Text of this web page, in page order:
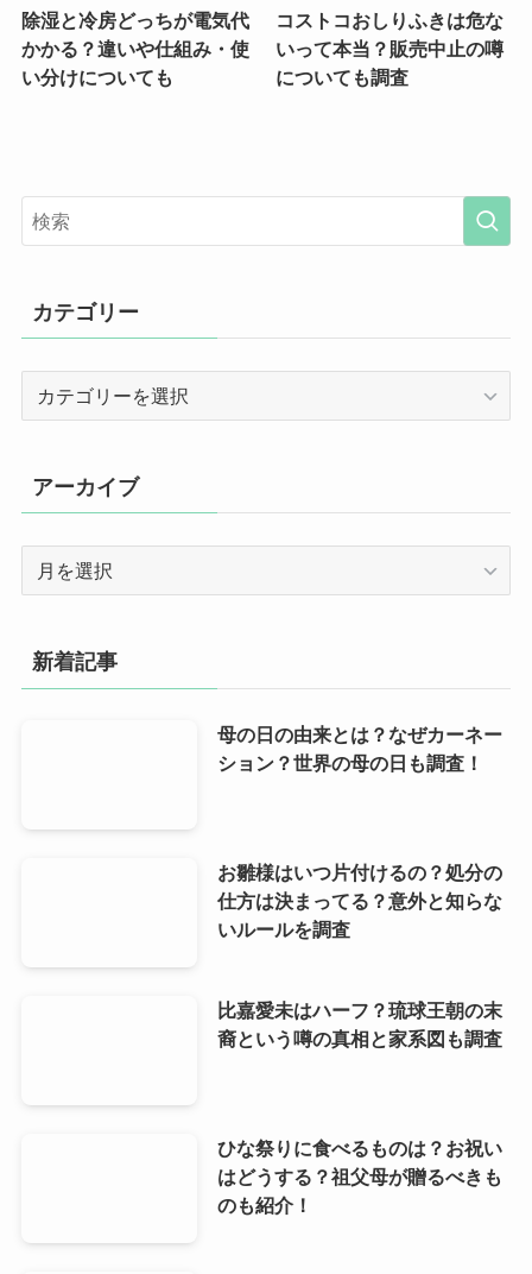
除湿と冷房どっちが電気代
かかる？違いや仕組み・使
い分けについても
コストコおしりふきは危な
いって本当？販売中止の噂
についても調査
カテゴリー
ー
アーカイブ
イ
ブ
新着記事
母の日の由来とは？なぜカーネー
ション？世界の母の日も調査！
お雛様はいつ片付けるの？処分の
仕方は決まってる？意外と知らな
いルールを調査
比嘉愛未はハーフ？琉球王朝の末
裔という噂の真相と家系図も調査
ひな祭りに食べるものは？お祝い
はどうする？祖父母が贈るべきも
のも紹介！